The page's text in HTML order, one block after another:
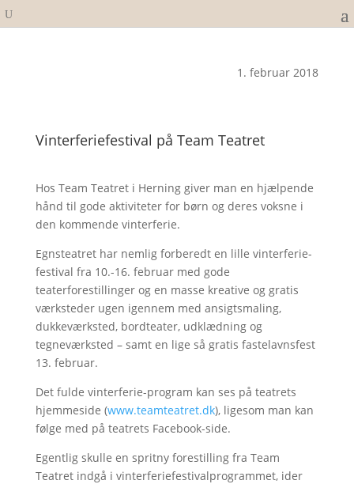
1. februar 2018
Vinterferiefestival på Team Teatret
Hos Team Teatret i Herning giver man en hjælpende
hånd til gode aktiviteter for børn og deres voksne i
den kommende vinterferie.
Egnsteatret har nemlig forberedt en lille vinterferie-
festival fra 10.-16. februar med gode
teaterforestillinger og en masse kreative og gratis
værksteder ugen igennem med ansigtsmaling,
dukkeværksted, bordteater, udklædning og
tegneværksted – samt en lige så gratis fastelavnsfest
13. februar.
Det fulde vinterferie-program kan ses på teatrets
hjemmeside (www.teamteatret.dk), ligesom man kan
følge med på teatrets Facebook-side.
Egentlig skulle en spritny forestilling fra Team
Teatret indgå i vinterferiefestivalprogrammet, ider